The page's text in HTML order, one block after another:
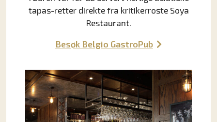
tapas-retter direkte fra kritikerroste Soya
Restaurant.
Besøk Belgio GastroPub